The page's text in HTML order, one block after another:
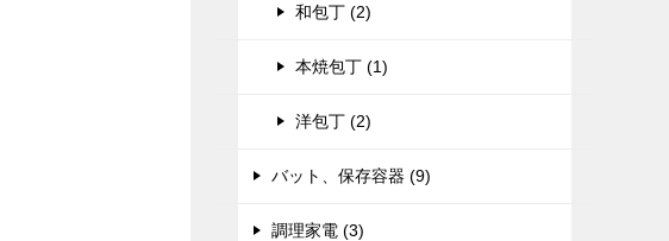
和包丁 (2)
本焼包丁 (1)
洋包丁 (2)
バット、保存容器 (9)
調理家電 (3)